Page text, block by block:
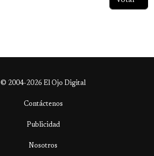
© 2004-2026 El Ojo Digital
Contáctenos
Publicidad
Nosotros